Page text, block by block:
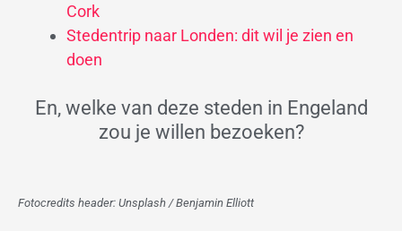
Cork
Stedentrip naar Londen: dit wil je zien en
doen
En, welke van deze steden in Engeland
zou je willen bezoeken?
Fotocredits header: Unsplash / Benjamin Elliott